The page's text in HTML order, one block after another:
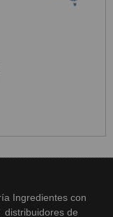
Ingredientes con
de